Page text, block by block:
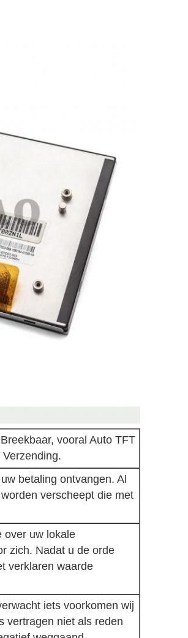
vooral Auto TFT
betaling ontvangen. Al
verscheept die met
over uw lokale
zich. Nadat u de orde
verklaren waarde
iets voorkomen wij
vertragen niet als reden